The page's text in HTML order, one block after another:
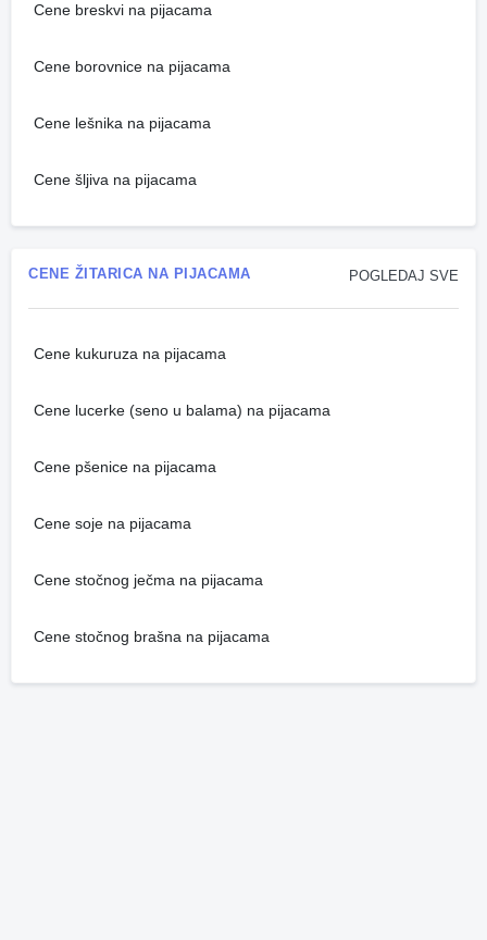
Cene breskvi na pijacama
Cene borovnice na pijacama
Cene lešnika na pijacama
Cene šljiva na pijacama
POGLEDAJ SVE
CENE ŽITARICA NA PIJACAMA
Cene kukuruza na pijacama
Cene lucerke (seno u balama) na pijacama
Cene pšenice na pijacama
Cene soje na pijacama
Cene stočnog ječma na pijacama
Cene stočnog brašna na pijacama